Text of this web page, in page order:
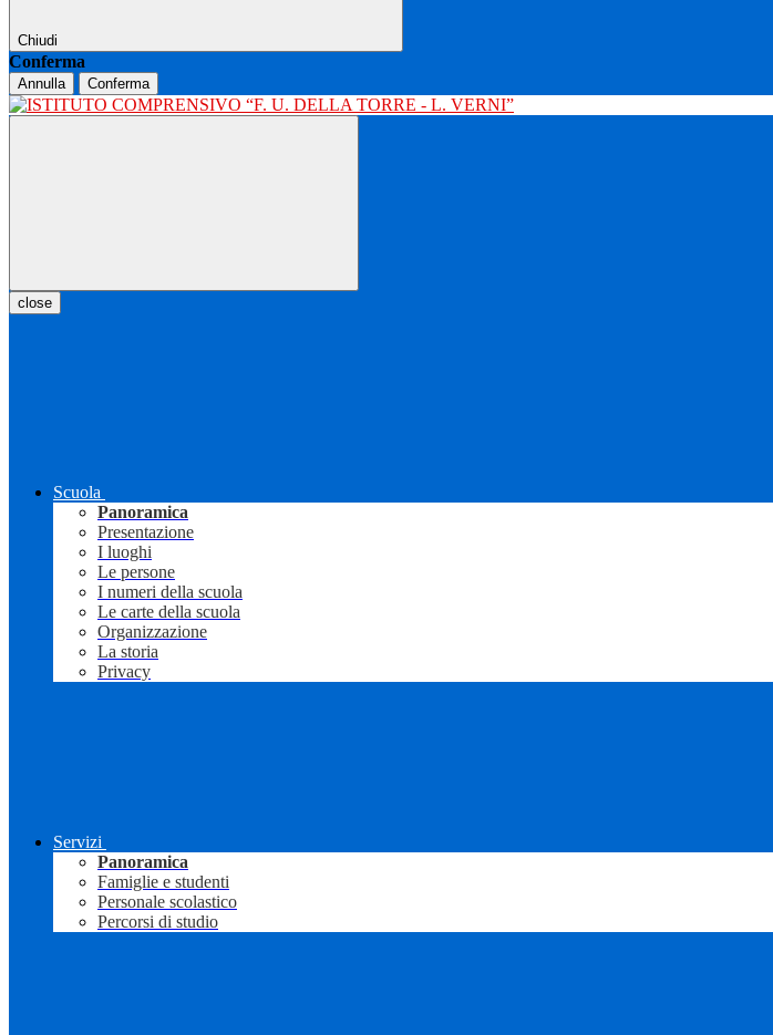
Chiudi
Conferma
Annulla Conferma
close
Scuola
Panoramica
Presentazione
I luoghi
Le persone
I numeri della scuola
Le carte della scuola
Organizzazione
La storia
Privacy
Servizi
Panoramica
Famiglie e studenti
Personale scolastico
Percorsi di studio